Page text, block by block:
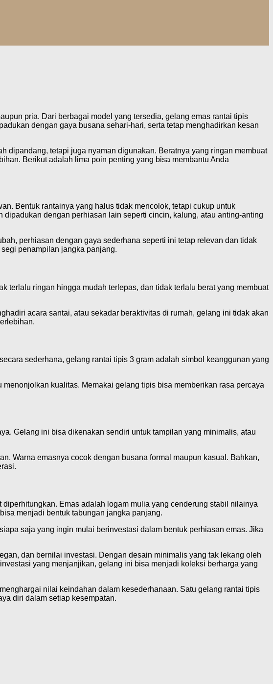
pria. Dari berbagai model yang tersedia, gelang emas rantai tipis
dengan gaya busana sehari-hari, serta tetap menghadirkan kesan
dipandang, tetapi juga nyaman digunakan. Beratnya yang ringan membuat
Berikut adalah lima poin penting yang bisa membantu Anda
Bentuk rantainya yang halus tidak mencolok, tetapi cukup untuk
dengan perhiasan lain seperti cincin, kalung, atau anting-anting
perhiasan dengan gaya sederhana seperti ini tetap relevan dan tidak
penampilan jangka panjang.
terlalu ringan hingga mudah terlepas, dan tidak terlalu berat yang membuat
acara santai, atau sekadar beraktivitas di rumah, gelang ini tidak akan
sederhana, gelang rantai tipis 3 gram adalah simbol keanggunan yang
kualitas. Memakai gelang tipis bisa memberikan rasa percaya
Gelang ini bisa dikenakan sendiri untuk tampilan yang minimalis, atau
Warna emasnya cocok dengan busana formal maupun kasual. Bahkan,
Emas adalah logam mulia yang cenderung stabil nilainya
menjadi bentuk tabungan jangka panjang.
saja yang ingin mulai berinvestasi dalam bentuk perhiasan emas. Jika
dan bernilai investasi. Dengan desain minimalis yang tak lekang oleh
yang menjanjikan, gelang ini bisa menjadi koleksi berharga yang
nilai keindahan dalam kesederhanaan. Satu gelang rantai tipis
diri dalam setiap kesempatan.